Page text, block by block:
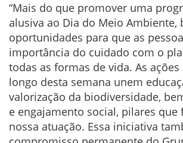
“Mais do que promover uma
alusiva ao Dia do Meio Ambiente,
oportunidades para que as
importância do cuidado com o
todas as formas de vida. As ações
longo desta semana unem
valorização da biodiversidade,
e engajamento social, pilares que
nossa atuação. Essa iniciativa